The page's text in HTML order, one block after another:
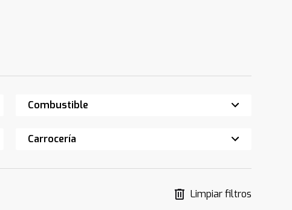
Combustible
Carrocería
Limpiar filtros